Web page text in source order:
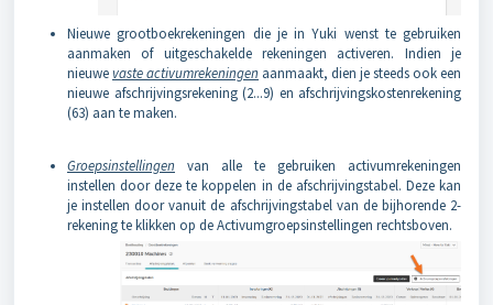
Nieuwe grootboekrekeningen die je in Yuki wenst te gebruiken
aanmaken of uitgeschakelde rekeningen activeren. Indien je
nieuwevaste activumrekeningen aanmaakt, dien je steeds ook een
nieuwe afschrijvingsrekening (2...9) en afschrijvingskostenrekening
(63) aan te maken.
Groepsinstellingen van alle te gebruiken activumrekeningen
instellen door deze te koppelen in de afschrijvingstabel. Deze kan
je instellen door vanuit de afschrijvingstabel van de bijhorende 2-
rekening te klikken op de Activumgroepsinstellingen rechtsboven.